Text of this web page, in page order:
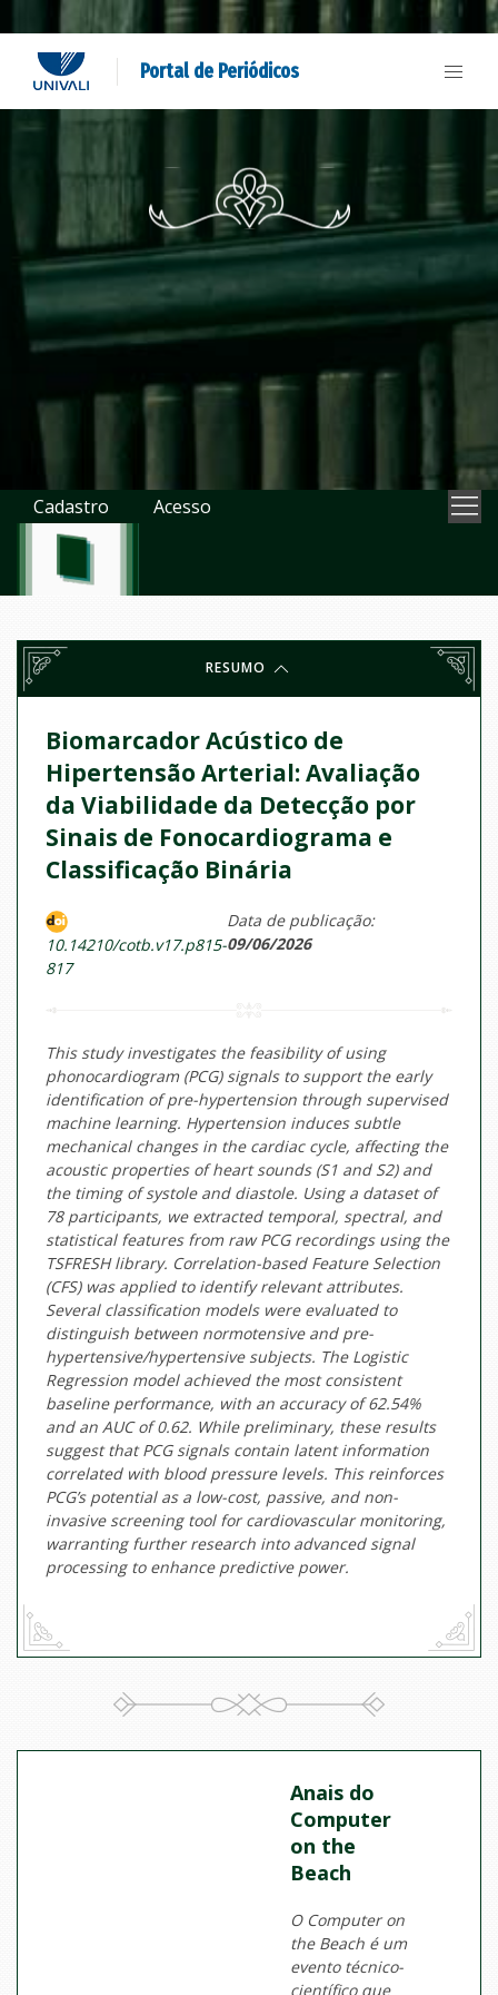
Portal de Periódicos
Cadastro Acesso
RESUMO
Biomarcador Acústico de
Hipertensão Arterial: Avaliação
da Viabilidade da Detecção por
Sinais de Fonocardiograma e
Classificação Binária
10.14210/cotb.v17.p815-
817
Data de publicação:
09/06/2026
This study investigates the feasibility of using
phonocardiogram (PCG) signals to support the early
identification of pre-hypertension through supervised
machine learning. Hypertension induces subtle
mechanical changes in the cardiac cycle, affecting the
acoustic properties of heart sounds (S1 and S2) and
the timing of systole and diastole. Using a dataset of
78 participants, we extracted temporal, spectral, and
statistical features from raw PCG recordings using the
TSFRESH library. Correlation-based Feature Selection
(CFS) was applied to identify relevant attributes.
Several classification models were evaluated to
distinguish between normotensive and pre-
hypertensive/hypertensive subjects. The Logistic
Regression model achieved the most consistent
baseline performance, with an accuracy of 62.54%
and an AUC of 0.62. While preliminary, these results
suggest that PCG signals contain latent information
correlated with blood pressure levels. This reinforces
PCG’s potential as a low-cost, passive, and non-
invasive screening tool for cardiovascular monitoring,
warranting further research into advanced signal
processing to enhance predictive power.
Anais do
Computer
on the
Beach
O Computer on
the Beach é um
evento técnico-
científico que